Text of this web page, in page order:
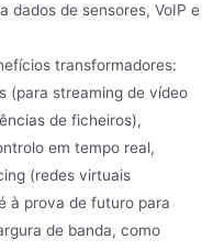
dados de sensores, VoIP e
transformadores:
(para streaming de vídeo
de ficheiros),
em tempo real,
(redes virtuais
à prova de futuro para
de banda, como